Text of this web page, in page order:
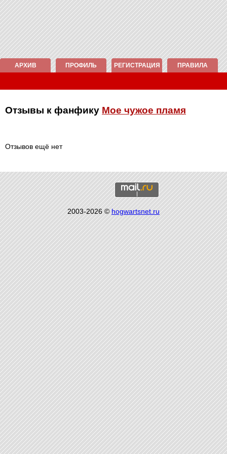
АРХИВ ПРОФИЛЬ РЕГИСТРАЦИЯ ПРАВИЛА
Отзывы к фанфику Мое чужое пламя
Отзывов ещё нет
2003-2026 ©hogwartsnet.ru